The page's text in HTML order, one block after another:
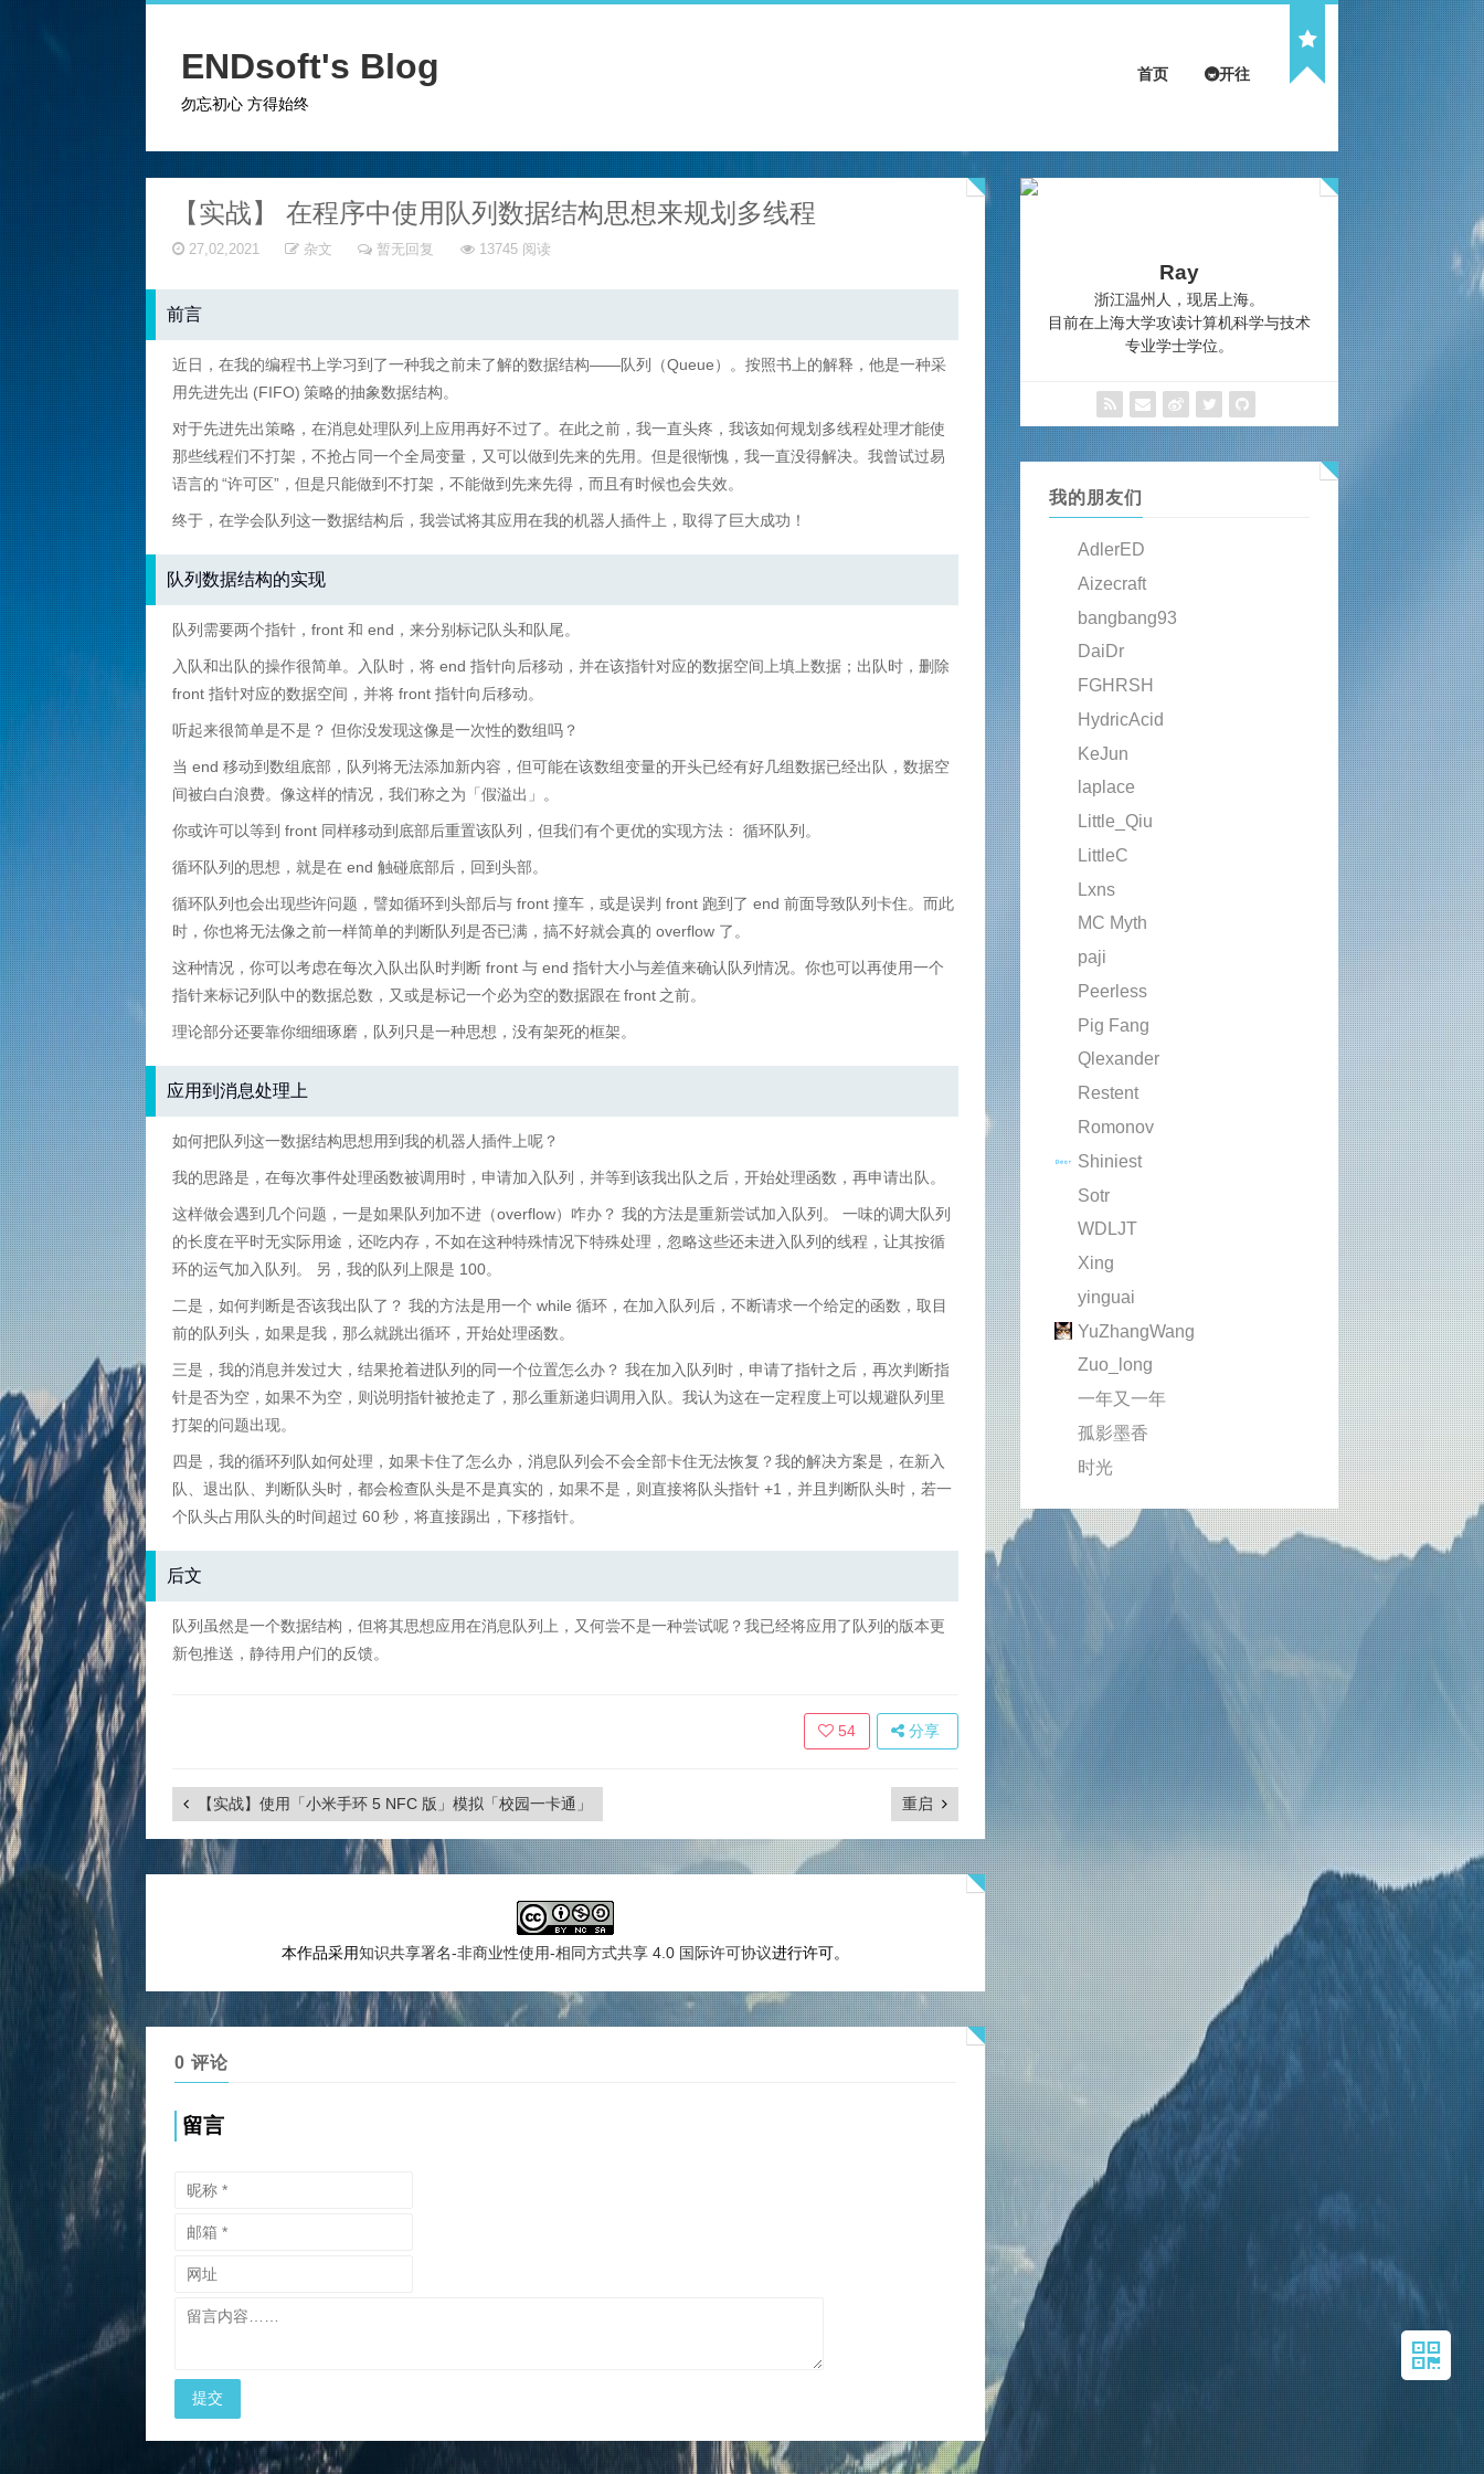
ENDsoft's Blog
勿忘初心 方得始终
首页 🚇开往
【实战】 在程序中使用队列数据结构思想来规划多线程
27,02,2021 杂文 暂无回复 13745 阅读
前言
近日，在我的编程书上学习到了一种我之前未了解的数据结构——队列（Queue）。按照书上的解释，他是一种采
用先进先出 (FIFO) 策略的抽象数据结构。
对于先进先出策略，在消息处理队列上应用再好不过了。在此之前，我一直头疼，我该如何规划多线程处理才能使
那些线程们不打架，不抢占同一个全局变量，又可以做到先来的先用。但是很惭愧，我一直没得解决。我曾试过易
语言的 “许可区”，但是只能做到不打架，不能做到先来先得，而且有时候也会失效。
终于，在学会队列这一数据结构后，我尝试将其应用在我的机器人插件上，取得了巨大成功！
队列数据结构的实现
队列需要两个指针，front 和 end，来分别标记队头和队尾。
入队和出队的操作很简单。入队时，将 end 指针向后移动，并在该指针对应的数据空间上填上数据；出队时，删除
front 指针对应的数据空间，并将 front 指针向后移动。
听起来很简单是不是？ 但你没发现这像是一次性的数组吗？
当 end 移动到数组底部，队列将无法添加新内容，但可能在该数组变量的开头已经有好几组数据已经出队，数据空
间被白白浪费。像这样的情况，我们称之为「假溢出」。
你或许可以等到 front 同样移动到底部后重置该队列，但我们有个更优的实现方法： 循环队列。
循环队列的思想，就是在 end 触碰底部后，回到头部。
循环队列也会出现些许问题，譬如循环到头部后与 front 撞车，或是误判 front 跑到了 end 前面导致队列卡住。而此
时，你也将无法像之前一样简单的判断队列是否已满，搞不好就会真的 overflow 了。
这种情况，你可以考虑在每次入队出队时判断 front 与 end 指针大小与差值来确认队列情况。你也可以再使用一个
指针来标记列队中的数据总数，又或是标记一个必为空的数据跟在front 之前。
理论部分还要靠你细细琢磨，队列只是一种思想，没有架死的框架。
应用到消息处理上
如何把队列这一数据结构思想用到我的机器人插件上呢？
我的思路是，在每次事件处理函数被调用时，申请加入队列，并等到该我出队之后，开始处理函数，再申请出队。
这样做会遇到几个问题，一是如果队列加不进（overflow）咋办？ 我的方法是重新尝试加入队列。 一味的调大队列
的长度在平时无实际用途，还吃内存，不如在这种特殊情况下特殊处理，忽略这些还未进入队列的线程，让其按循
环的运气加入队列。 另，我的队列上限是 100。
二是，如何判断是否该我出队了？ 我的方法是用一个 while 循环，在加入队列后，不断请求一个给定的函数，取目
前的队列头，如果是我，那么就跳出循环，开始处理函数。
三是，我的消息并发过大，结果抢着进队列的同一个位置怎么办？ 我在加入队列时，申请了指针之后，再次判断指
针是否为空，如果不为空，则说明指针被抢走了，那么重新递归调用入队。我认为这在一定程度上可以规避队列里
打架的问题出现。
四是，我的循环列队如何处理，如果卡住了怎么办，消息队列会不会全部卡住无法恢复？我的解决方案是，在新入
队、退出队、判断队头时，都会检查队头是不是真实的，如果不是，则直接将队头指针 +1，并且判断队头时，若一
个队头占用队头的时间超过 60秒，将直接踢出，下移指针。
后文
队列虽然是一个数据结构，但将其思想应用在消息队列上，又何尝不是一种尝试呢？我已经将应用了队列的版本更
新包推送，静待用户们的反馈。
分享
54
【实战】使用「小米手环 5 NFC 版」模拟「校园一卡通」 重启
本作品采用知识共享署名-非商业性使用-相同方式共享 4.0 国际许可协议进行许可。
0 评论
留言
Ray
浙江温州人，现居上海。
目前在上海大学攻读计算机科学与技术
专业学士学位。
我的朋友们
AdlerED
Aizecraft
bangbang93
DaiDr
FGHRSH
HydricAcid
KeJun
laplace
Little_Qiu
LittleC
Lxns
MC Myth
paji
Peerless
Pig Fang
Qlexander
Restent
Romonov
Shiniest
Sotr
WDLJT
Xing
yinguai
YuZhangWang
Zuo_long
一年又一年
孤影墨香
时光